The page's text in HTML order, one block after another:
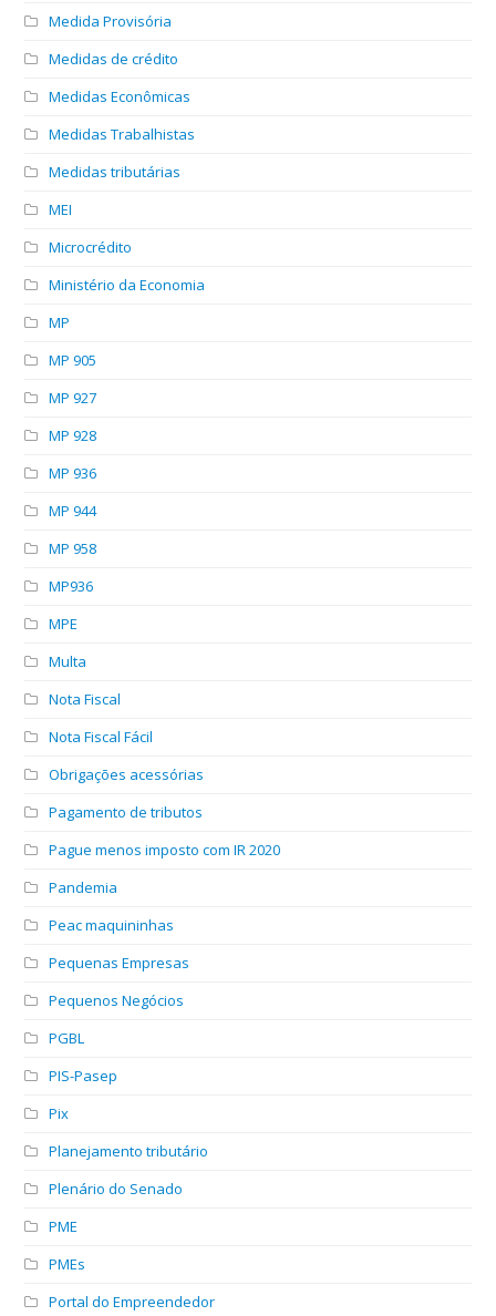
Medida Provisória
Medidas de crédito
Medidas Econômicas
Medidas Trabalhistas
Medidas tributárias
MEI
Microcrédito
Ministério da Economia
MP
MP 905
MP 927
MP 928
MP 936
MP 944
MP 958
MP936
MPE
Multa
Nota Fiscal
Nota Fiscal Fácil
Obrigações acessórias
Pagamento de tributos
Pague menos imposto com IR 2020
Pandemia
Peac maquininhas
Pequenas Empresas
Pequenos Negócios
PGBL
PIS-Pasep
Pix
Planejamento tributário
Plenário do Senado
PME
PMEs
Portal do Empreendedor